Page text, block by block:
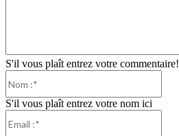
S'il vous plaît entrez votre commentaire!
S'il vous plaît entrez votre nom ici